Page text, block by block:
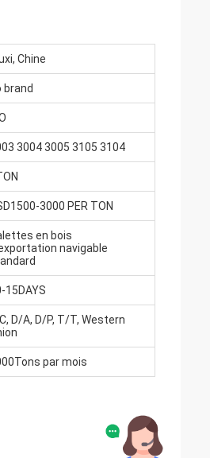
Chine
brand
3004 3005 3105 3104
3000 PER TON
en bois
navigable
15DAYS
D/A, D/P, T/T, Western
par mois